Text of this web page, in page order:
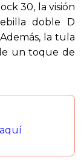
30, la visión
doble D
la tula
un toque de